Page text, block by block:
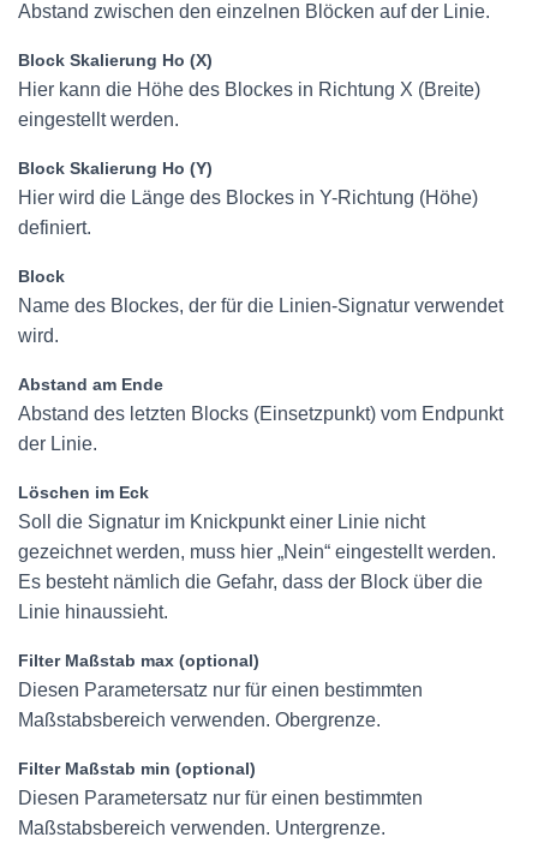
Abstand zwischen den einzelnen Blöcken auf der Linie.
Block Skalierung Ho (X)
Hier kann die Höhe des Blockes in Richtung X (Breite)
eingestellt werden.
Block Skalierung Ho (Y)
Hier wird die Länge des Blockes in Y-Richtung (Höhe)
definiert.
Block
Name des Blockes, der für die Linien-Signatur verwendet
wird.
Abstand am Ende
Abstand des letzten Blocks (Einsetzpunkt) vom Endpunkt
der Linie.
Löschen im Eck
Soll die Signatur im Knickpunkt einer Linie nicht
gezeichnet werden, muss hier „Nein“ eingestellt werden.
Es besteht nämlich die Gefahr, dass der Block über die
Linie hinaussieht.
Filter Maßstab max (optional)
Diesen Parametersatz nur für einen bestimmten
Maßstabsbereich verwenden. Obergrenze.
Filter Maßstab min (optional)
Diesen Parametersatz nur für einen bestimmten
Maßstabsbereich verwenden. Untergrenze.